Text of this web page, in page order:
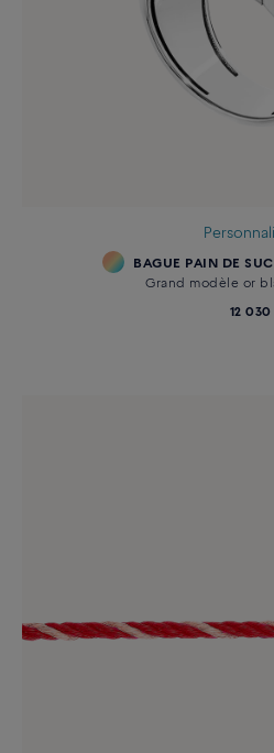
BAGUE PAIN DE
Grand modèle or
12